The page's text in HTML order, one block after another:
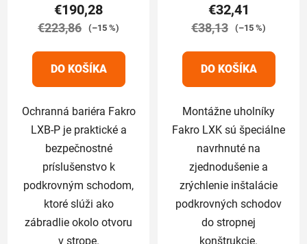
je
5,0
5
hviezdičiek.
€190,28
€223,86 (–15 %)
DO KOŠÍKA
Ochranná bariéra Fakro
LXB-P je praktické a
bezpečnostné
príslušenstvo k
podkrovným schodom,
ktoré slúži ako
zábradlie okolo otvoru
v strope.
je
5,0
5
hviezdičiek.
€32,41
€38,13 (–15 %)
DO KOŠÍKA
Montážne uholníky
Fakro LXK sú špeciálne
navrhnuté na
zjednodušenie a
zrýchlenie inštalácie
podkrovných schodov
do stropnej
konštrukcie.